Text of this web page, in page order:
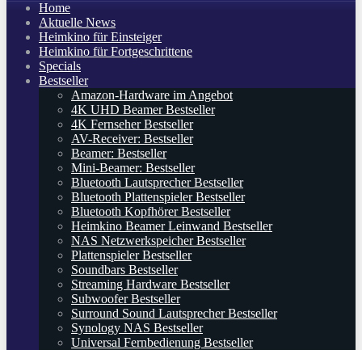
Home
Aktuelle News
Heimkino für Einsteiger
Heimkino für Fortgeschrittene
Specials
Bestseller
Amazon-Hardware im Angebot
4K UHD Beamer Bestseller
4K Fernseher Bestseller
AV-Receiver: Bestseller
Beamer: Bestseller
Mini-Beamer: Bestseller
Bluetooth Lautsprecher Bestseller
Bluetooth Plattenspieler Bestseller
Bluetooth Kopfhörer Bestseller
Heimkino Beamer Leinwand Bestseller
NAS Netzwerkspeicher Bestseller
Plattenspieler Bestseller
Soundbars Bestseller
Streaming Hardware Bestseller
Subwoofer Bestseller
Surround Sound Lautsprecher Bestseller
Synology NAS Bestseller
Universal Fernbedienung Bestseller